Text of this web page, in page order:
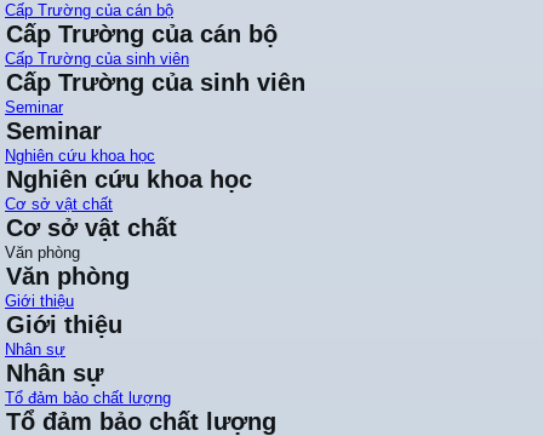
Cấp Trường của cán bộ
Cấp Trường của cán bộ
Cấp Trường của sinh viên
Cấp Trường của sinh viên
Seminar
Seminar
Nghiên cứu khoa học
Nghiên cứu khoa học
Cơ sở vật chất
Cơ sở vật chất
Văn phòng
Văn phòng
Giới thiệu
Giới thiệu
Nhân sự
Nhân sự
Tổ đảm bảo chất lượng
Tổ đảm bảo chất lượng